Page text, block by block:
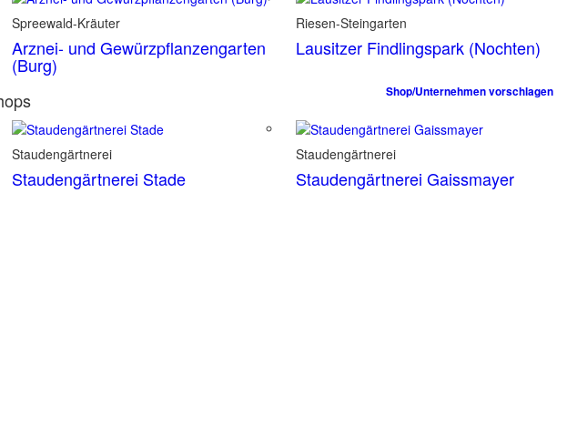
Spreewald-Kräuter
Arznei- und Gewürzpflanzengarten
(Burg)
Riesen-Steingarten
Lausitzer Findlingspark (Nochten)
Shop/Unternehmen vorschlagen
Staudengärtnerei
Staudengärtnerei Stade
Staudengärtnerei
Staudengärtnerei Gaissmayer